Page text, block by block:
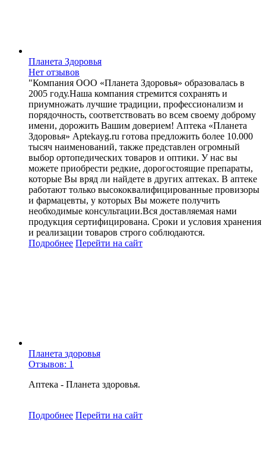
Планета Здоровья
Нет отзывов
"Компания ООО «Планета Здоровья» образовалась в
2005 году.Наша компания стремится сохранять и
приумножать лучшие традиции, профессионализм и
порядочность, соответствовать во всем своему доброму
имени, дорожить Вашим доверием! Аптека «Планета
Здоровья» Aptekayg.ru готова предложить более 10.000
тысяч наименований, также представлен огромный
выбор ортопедических товаров и оптики. У нас вы
можете приобрести редкие, дорогостоящие препараты,
которые Вы вряд ли найдете в других аптеках. В аптеке
работают только высококвалифицированные провизоры
и фармацевты, у которых Вы можете получить
необходимые консультации.Вся доставляемая нами
продукция сертифицирована. Сроки и условия хранения
и реализации товаров строго соблюдаются.
Подробнее Перейти на сайт
Планета здоровья
Отзывов: 1
Аптека - Планета здоровья.
Подробнее Перейти на сайт